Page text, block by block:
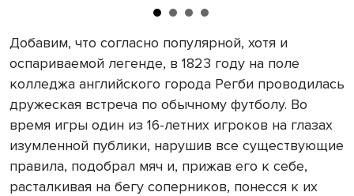
Добавим, что согласно популярной, хотя и
оспариваемой легенде, в 1823 году на поле
колледжа английского города Регби проводилась
дружеская встреча по обычному футболу. Во
время игры один из 16-летних игроков на глазах
изумленной публики, нарушив все существующие
правила, подобрал мяч и, прижав его к себе,
расталкивая на бегу соперников, понесся к их